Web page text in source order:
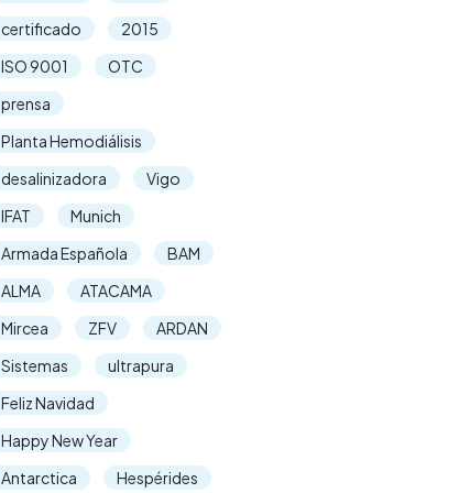
certificado
2015
ISO 9001
OTC
prensa
Planta Hemodiálisis
desalinizadora
Vigo
IFAT
Munich
Armada Española
BAM
ALMA
ATACAMA
Mircea
ZFV
ARDAN
Sistemas
ultrapura
Feliz Navidad
Happy New Year
Antarctica
Hespérides